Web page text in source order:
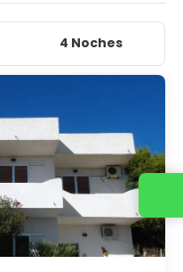
de la unidad regional
Egina, situada en el
a su proximidad a
popular durante los
atenienses que poseen
4 Noches
con nosotros